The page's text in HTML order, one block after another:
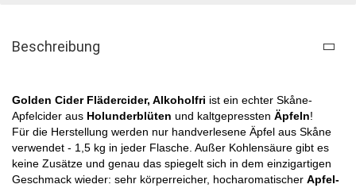
Beschreibung
Golden Cider Flädercider, Alkoholfri ist ein echter Skåne-
Apfelcider aus Holunderblüten und kaltgepressten Äpfeln!
Für die Herstellung werden nur handverlesene Äpfel aus Skåne
verwendet - 1,5 kg in jeder Flasche. Außer Kohlensäure gibt es
keine Zusätze und genau das spiegelt sich in dem einzigartigen
Geschmack wieder: sehr körperreicher, hocharomatischer Apfel-